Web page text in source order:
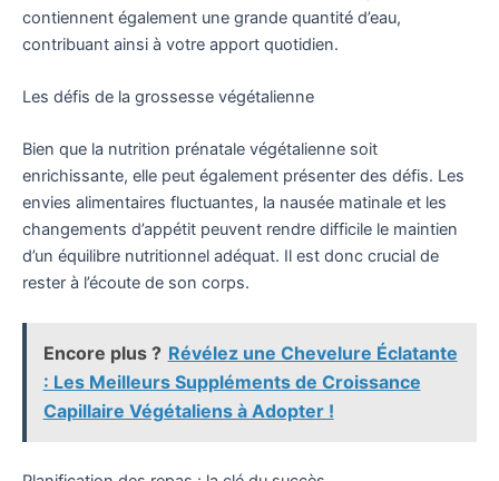
contiennent également une grande quantité d’eau,
contribuant ainsi à votre apport quotidien.
Les défis de la grossesse végétalienne
Bien que la nutrition prénatale végétalienne soit
enrichissante, elle peut également présenter des défis. Les
envies alimentaires fluctuantes, la nausée matinale et les
changements d’appétit peuvent rendre difficile le maintien
d’un équilibre nutritionnel adéquat. Il est donc crucial de
rester à l’écoute de son corps.
Encore plus ? Révélez une Chevelure Éclatante
: Les Meilleurs Suppléments de Croissance
Capillaire Végétaliens à Adopter !